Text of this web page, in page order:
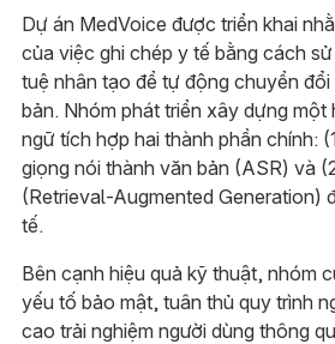
Dự án MedVoice được triển khai
của việc ghi chép y tế bằng cách
tuệ nhân tạo để tự động chuyển
bản. Nhóm phát triển xây dựng
ngữ tích hợp hai thành phần chính:
giọng nói thành văn bản (ASR) và
(Retrieval-Augmented Generation)
tế.
Bên cạnh hiệu quả kỹ thuật, nhóm
yếu tố bảo mật, tuân thủ quy trình
cao trải nghiệm người dùng thông